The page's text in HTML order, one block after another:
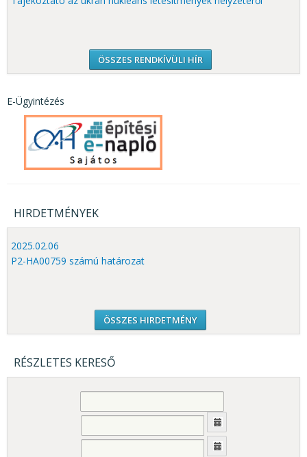
ÖSSZES RENDKÍVÜLI HÍR
E-Ügyintézés
HIRDETMÉNYEK
2025.02.06
P2-HA00759 számú határozat
ÖSSZES HIRDETMÉNY
RÉSZLETES KERESŐ